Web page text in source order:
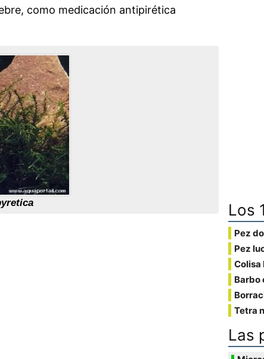
como medicación antipirética
Los
Pez
Pez
Colisa
Barbo
Tetra
Las